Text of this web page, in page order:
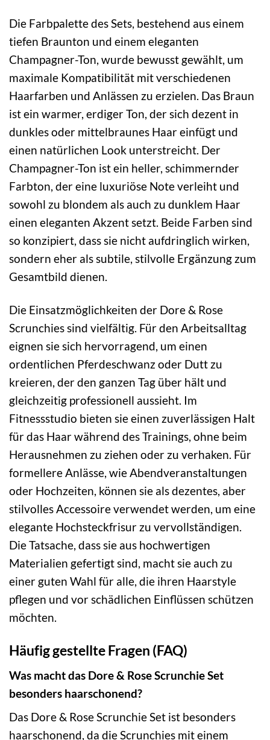
Die Farbpalette des Sets, bestehend aus einem
tiefen Braunton und einem eleganten
Champagner-Ton, wurde bewusst gewählt, um
maximale Kompatibilität mit verschiedenen
Haarfarben und Anlässen zu erzielen. Das Braun
ist ein warmer, erdiger Ton, der sich dezent in
dunkles oder mittelbraunes Haar einfügt und
einen natürlichen Look unterstreicht. Der
Champagner-Ton ist ein heller, schimmernder
Farbton, der eine luxuriöse Note verleiht und
sowohl zu blondem als auch zu dunklem Haar
einen eleganten Akzent setzt. Beide Farben sind
so konzipiert, dass sie nicht aufdringlich wirken,
sondern eher als subtile, stilvolle Ergänzung zum
Gesamtbild dienen.
Die Einsatzmöglichkeiten der Dore & Rose
Scrunchies sind vielfältig. Für den Arbeitsalltag
eignen sie sich hervorragend, um einen
ordentlichen Pferdeschwanz oder Dutt zu
kreieren, der den ganzen Tag über hält und
gleichzeitig professionell aussieht. Im
Fitnessstudio bieten sie einen zuverlässigen Halt
für das Haar während des Trainings, ohne beim
Herausnehmen zu ziehen oder zu verhaken. Für
formellere Anlässe, wie Abendveranstaltungen
oder Hochzeiten, können sie als dezentes, aber
stilvolles Accessoire verwendet werden, um eine
elegante Hochsteckfrisur zu vervollständigen.
Die Tatsache, dass sie aus hochwertigen
Materialien gefertigt sind, macht sie auch zu
einer guten Wahl für alle, die ihren Haarstyle
pflegen und vor schädlichen Einflüssen schützen
möchten.
Häufig gestellte Fragen (FAQ)
Was macht das Dore & Rose Scrunchie Set
besonders haarschonend?
Das Dore & Rose Scrunchie Set ist besonders
haarschonend, da die Scrunchies mit einem